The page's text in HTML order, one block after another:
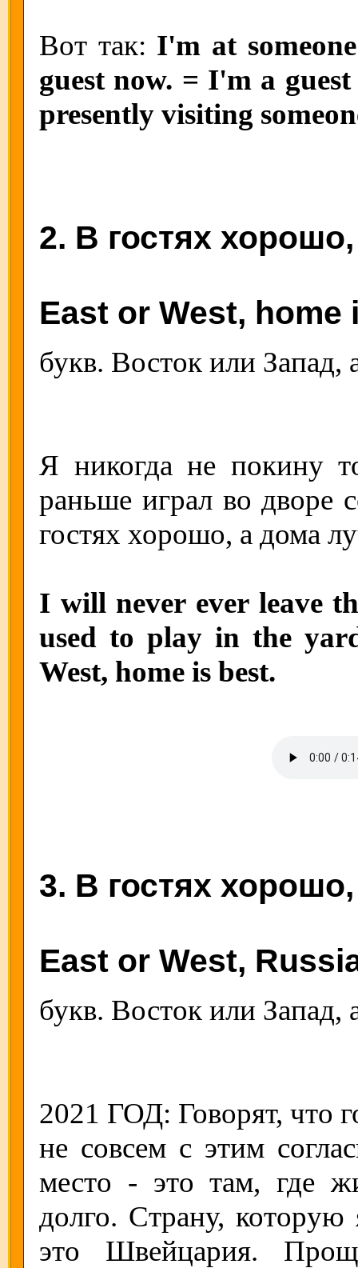
Вот так: I'm at
guest now. = I'm a
presently visiting
2. В гостях
East or West, home
букв. Восток или Запад,
Я никогда не покину
раньше играл во дворе
гостях хорошо, а дома
I will never ever leave
used to play in the
West, home is best.
3. В гостях
East or West,
букв. Восток или Запад,
2021 ГОД: Говорят, что
не совсем с этим
место - это там, где
долго. Страну,
это Швейцария.